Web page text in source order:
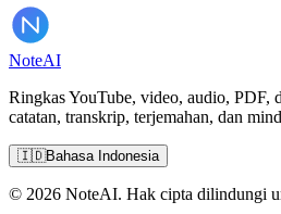
NoteAI
Ringkas YouTube, video, audio, PDF,
catatan, transkrip, terjemahan, dan
🇮🇩Bahasa Indonesia
© 2026 NoteAI. Hak cipta dilindungi